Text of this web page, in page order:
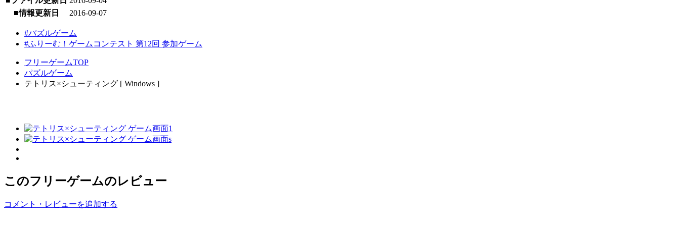
■情報更新日
2016-09-07
#パズルゲーム
#ふりーむ！ゲームコンテスト 第12回 参加ゲーム
フリーゲームTOP
パズルゲーム
テトリス×シューティング [ Windows ]
このフリーゲームのレビュー
コメント・レビューを追加する